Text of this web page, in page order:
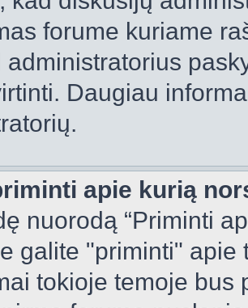
forume kuriame
administratorius
Daugiau
apie kurią
nuorodą “Priminti
galite "priminti"
tokioje temoje bus